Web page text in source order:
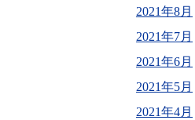
2021年8月
2021年7月
2021年6月
2021年5月
2021年4月